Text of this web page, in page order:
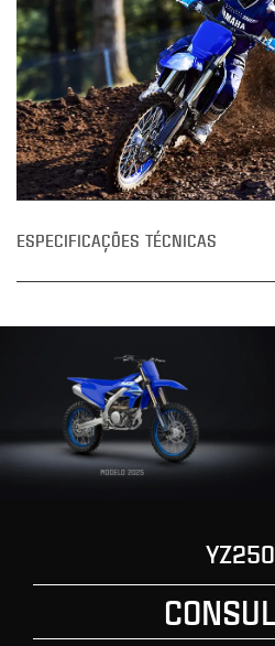
ESPECIFICAÇÕES TÉCNICAS